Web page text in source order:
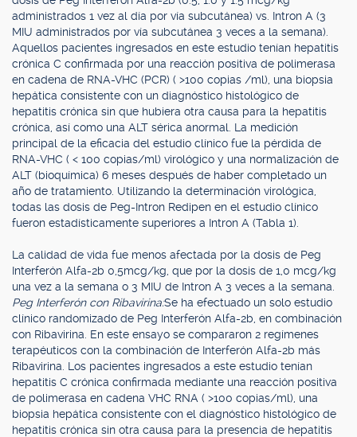
administrados 1 vez al día por vía subcutánea) vs. Intron A (3
MIU administrados por vía subcutánea 3 veces a la semana).
Aquellos pacientes ingresados en este estudio tenían hepatitis
crónica C confirmada por una reacción positiva de polimerasa
en cadena de RNA-VHC (PCR) ( >100 copias /ml), una biopsia
hepática consistente con un diagnóstico histológico de
hepatitis crónica sin que hubiera otra causa para la hepatitis
crónica, así como una ALT sérica anormal. La medición
principal de la eficacia del estudio clínico fue la pérdida de
RNA-VHC ( < 100 copias/ml) virológico y una normalización de
ALT (bioquímica) 6 meses después de haber completado un
año de tratamiento. Utilizando la determinación virológica,
todas las dosis de Peg-Intron Redipen en el estudio clínico
fueron estadísticamente superiores a Intron A (Tabla 1).
La calidad de vida fue menos afectada por la dosis de Peg
Interferón Alfa-2b 0,5mcg/kg, que por la dosis de 1,0 mcg/kg
una vez a la semana o 3 MIU de Intron A 3 veces a la semana.
Peg Interferón con Ribavirina:Se ha efectuado un solo estudio
clínico randomizado de Peg Interferón Alfa-2b, en combinación
con Ribavirina. En este ensayo se compararon 2 regímenes
terapéuticos con la combinación de Interferón Alfa-2b más
Ribavirina. Los pacientes ingresados a este estudio tenían
hepatitis C crónica confirmada mediante una reacción positiva
de polimerasa en cadena VHC RNA ( >100 copias/ml), una
biopsia hepática consistente con el diagnóstico histológico de
hepatitis crónica sin otra causa para la presencia de hepatitis